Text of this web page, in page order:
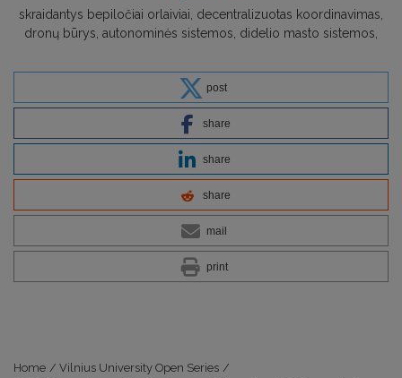
skraidantys bepiločiai orlaiviai decentralizuotas koordinavimas
dronų būrys autonominės sistemos didelio masto sistemos
post
share
share
share
mail
print
Home / Vilnius University Open Series /